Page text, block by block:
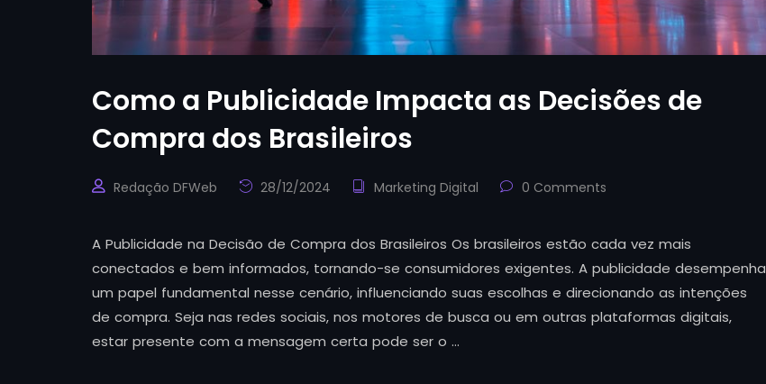
Como a Publicidade Impacta as Decisões de
Compra dos Brasileiros
Redação DFWeb 28/12/2024 Marketing Digital 0 Comments
A Publicidade na Decisão de Compra dos Brasileiros Os brasileiros estão cada vez mais
conectados e bem informados, tornando-se consumidores exigentes. A publicidade desempenha
um papel fundamental nesse cenário, influenciando suas escolhas e direcionando as intenções
de compra. Seja nas redes sociais, nos motores de busca ou em outras plataformas digitais,
estar presente com a mensagem certa pode ser o …